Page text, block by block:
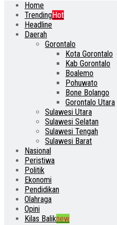
Home
TrendingHot
Headline
Daerah
Gorontalo
Kota Gorontalo
Kab Gorontalo
Boalemo
Pohuwato
Bone Bolango
Gorontalo Utara
Sulawesi Utara
Sulawesi Selatan
Sulawesi Tengah
Sulawesi Barat
Nasional
Peristiwa
Politik
Ekonomi
Pendidikan
Olahraga
Opini
Kilas Baliknew